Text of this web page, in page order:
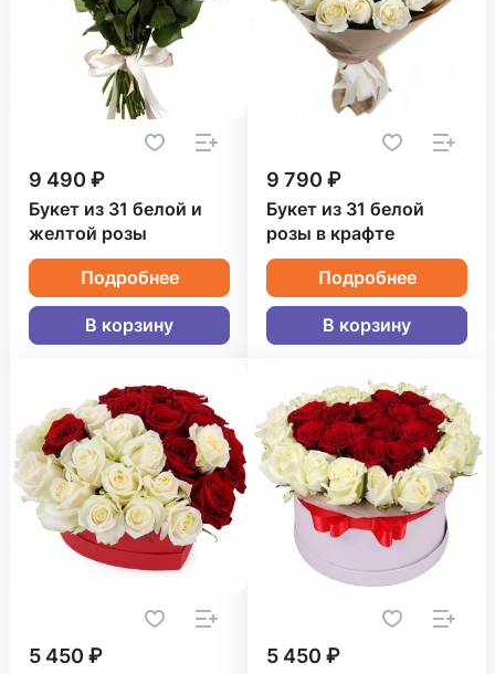
9 490 ₽
Букет из 31 белой и
желтой розы
Подробнее
В корзину
9 790 ₽
Букет из 31 белой
розы в крафте
Подробнее
В корзину
5 450 ₽ 5 450 ₽